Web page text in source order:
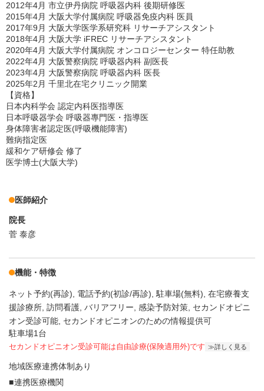
2012年4月 市立伊丹病院 呼吸器内科 後期研修医
2015年4月 大阪大学付属病院 呼吸器免疫内科 医員
2017年9月 大阪大学医学系研究科 リサーチアシスタント
2018年4月 大阪大学 iFREC リサーチアシスタント
2020年4月 大阪大学付属病院 オンコロジーセンター 特任助教
2022年4月 大阪警察病院 呼吸器内科 副医長
2023年4月 大阪警察病院 呼吸器内科 医長
2025年2月 千里北在宅クリニック開業
【資格】
日本内科学会 認定内科医指導医
日本呼吸器学会 呼吸器專門医・指導医
身体障害者認定医(呼吸機能障害)
難病指定医
緩和ケア研修会 修了
医学博士(大阪大学)
医師紹介
院長
菅 泰彦
機能・特徴
ネット予約(再診) 電話予約(初診/再診) 駐車場(無料) 在宅療養支
援診療所 訪問看護 バリアフリー 感染予防対策 セカンドオピニ
オン受診可能 セカンドオピニオンのための情報提供可
駐車場1台
セカンドオピニオン受診可能は自由診療(保険適用外)です 詳しく見る
地域医療連携体制あり
連携医療機関